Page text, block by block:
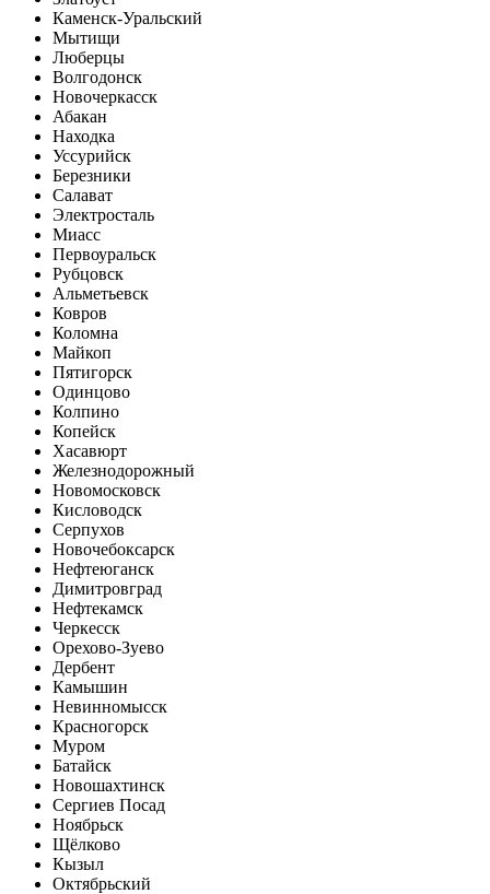
Каменск-Уральский
Мытищи
Люберцы
Волгодонск
Новочеркасск
Абакан
Находка
Уссурийск
Березники
Салават
Электросталь
Миасс
Первоуральск
Рубцовск
Альметьевск
Ковров
Коломна
Майкоп
Пятигорск
Одинцово
Колпино
Копейск
Хасавюрт
Железнодорожный
Новомосковск
Кисловодск
Серпухов
Новочебоксарск
Нефтеюганск
Димитровград
Нефтекамск
Черкесск
Орехово-Зуево
Дербент
Камышин
Невинномысск
Красногорск
Муром
Батайск
Новошахтинск
Сергиев Посад
Ноябрьск
Щёлково
Кызыл
Октябрьский